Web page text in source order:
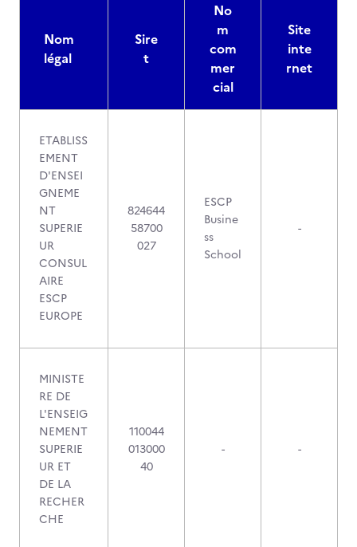
Nom
légal
Sire
t
No
m
com
mer
cial
Site
inte
rnet
ETABLISS
EMENT
D'ENSEI
GNEME
NT
SUPERIE
UR
CONSUL
AIRE
ESCP
EUROPE
824644
58700
027
ESCP
Busine
ss
School
-
MINISTE
RE DE
L'ENSEIG
NEMENT
SUPERIE
UR ET
DE LA
RECHER
CHE
110044
013000
40
- -